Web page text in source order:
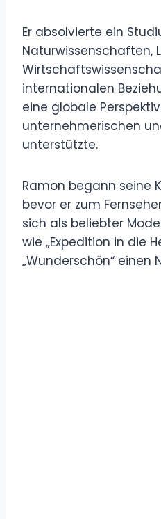
Er absolvierte ein
Naturwissenschaften,
internationalen
eine globale
unternehmerischen
unterstützte.
Ramon begann seine
bevor er zum
sich als beliebter
wie „Expedition in die
„Wunderschön“ einen